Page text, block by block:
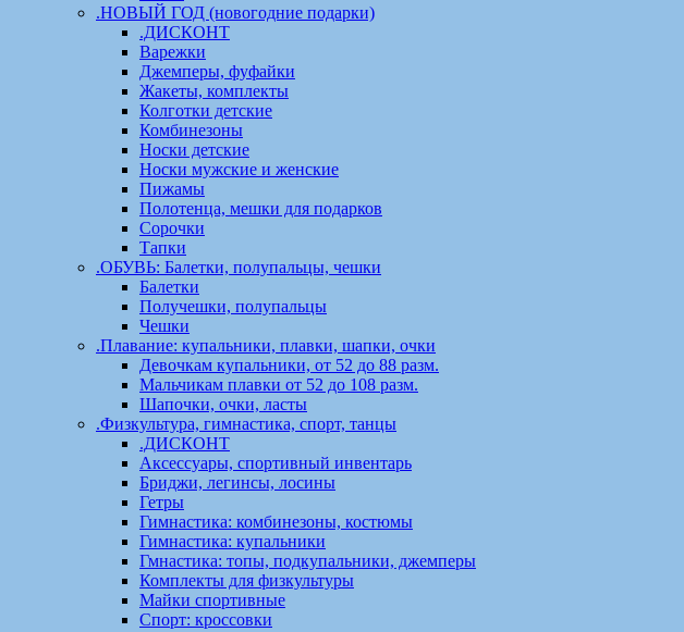
.НОВЫЙ ГОД (новогодние подарки)
.ДИСКОНТ
Варежки
Джемперы, фуфайки
Жакеты, комплекты
Колготки детские
Комбинезоны
Носки детские
Носки мужские и женские
Пижамы
Полотенца, мешки для подарков
Сорочки
Тапки
.ОБУВЬ: Балетки, полупальцы, чешки
Балетки
Получешки, полупальцы
Чешки
.Плавание: купальники, плавки, шапки, очки
Девочкам купальники, от 52 до 88 разм.
Мальчикам плавки от 52 до 108 разм.
Шапочки, очки, ласты
.Физкультура, гимнастика, спорт, танцы
.ДИСКОНТ
Аксессуары, спортивный инвентарь
Бриджи, легинсы, лосины
Гетры
Гимнастика: комбинезоны, костюмы
Гимнастика: купальники
Гмнастика: топы, подкупальники, джемперы
Комплекты для физкультуры
Майки спортивные
Спорт: кроссовки